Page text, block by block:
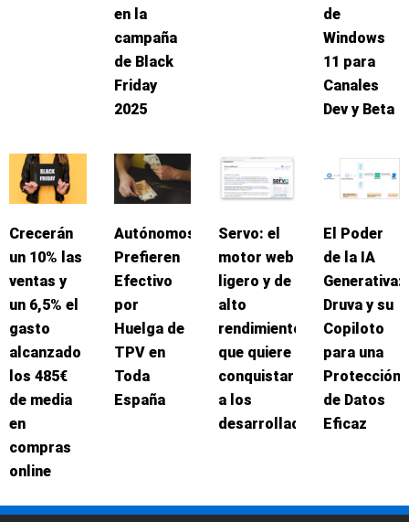
en la
campaña
de Black
Friday
2025
de
Windows
11 para
Canales
Dev y Beta
Crecerán
un 10% las
ventas y
un 6,5% el
gasto
alcanzado
los 485€
de media
en
compras
online
Autónomos
Prefieren
Efectivo
por
Huelga de
TPV en
Toda
España
Servo: el
motor web
ligero y de
alto
rendimiento
que quiere
conquistar
a los
desarrolladores
El Poder
de la IA
Generativa:
Druva y su
Copiloto
para una
Protección
de Datos
Eficaz